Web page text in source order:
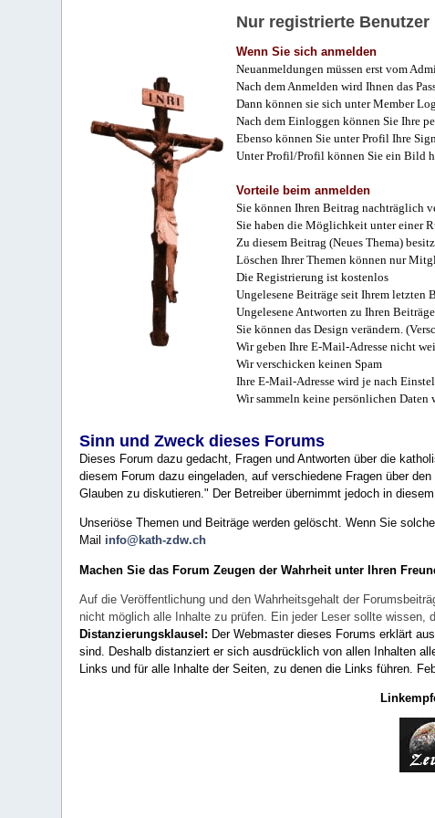
Nur registrierte
Wenn Sie sich anmelden
Neuanmeldungen müssen erst vom
Nach dem Anmelden wird Ihnen das
Dann können sie sich unter Member
Nach dem Einloggen können Sie Ihre
Ebenso können Sie unter Profil Ihre
Unter Profil/Profil können Sie ein Bild
Vorteile beim anmelden
Sie können Ihren Beitrag nachträglich
Sie haben die Möglichkeit unter einer
Zu diesem Beitrag (Neues Thema)
Löschen Ihrer Themen können nur
Die Registrierung ist kostenlos
Ungelesene Beiträge seit Ihrem letzten
Ungelesene Antworten zu Ihren
Sie können das Design verändern.
Wir geben Ihre E-Mail-Adresse nicht
Wir verschicken keinen Spam
Ihre E-Mail-Adresse wird je nach
Wir sammeln keine persönlichen
Sinn und Zweck dieses Forums
Dieses Forum dazu gedacht, Fragen und Antworten über die
diesem Forum dazu eingeladen, auf verschiedene Fragen über
Glauben zu diskutieren." Der Betreiber übernimmt jedoch in
Unseriöse Themen und Beiträge werden gelöscht. Wenn Sie
Mail info@kath-zdw.ch
Machen Sie das Forum Zeugen der Wahrheit unter Ihren
Auf die Veröffentlichung und den Wahrheitsgehalt der
nicht möglich alle Inhalte zu prüfen. Ein jeder Leser sollte wissen,
Distanzierungsklausel: Der Webmaster dieses Forums erklärt
sind. Deshalb distanziert er sich ausdrücklich von allen Inhalten
Links und für alle Inhalte der Seiten, zu denen die Links führen.